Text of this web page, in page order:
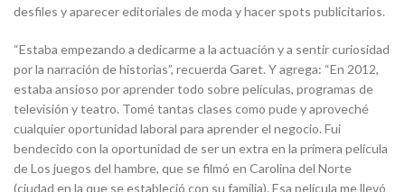
desfiles y aparecer editoriales de moda y hacer spots publicitarios.
“Estaba empezando a dedicarme a la actuación y a sentir curiosidad
por la narración de historias”, recuerda Garet. Y agrega: “En 2012,
estaba ansioso por aprender todo sobre películas, programas de
televisión y teatro. Tomé tantas clases como pude y aproveché
cualquier oportunidad laboral para aprender el negocio. Fui
bendecido con la oportunidad de ser un extra en la primera película
de Los juegos del hambre, que se filmó en Carolina del Norte
(ciudad en la que se estableció con su familia). Esa película me llevó